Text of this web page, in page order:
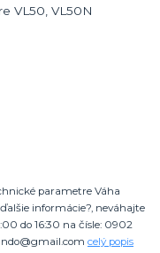
parametre Váha
informácie?, neváhajte
do 16:30 na čísle: 0902
celý popis